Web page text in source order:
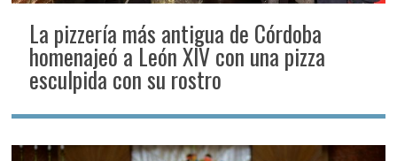
La pizzería más antigua de Córdoba
homenajeó a León XIV con una pizza
esculpida con su rostro